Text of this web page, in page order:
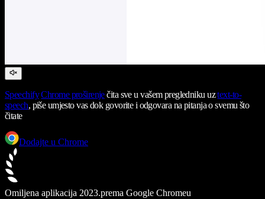
Speechify Chrome proširenječita sve u vašem pregledniku uztext-to-
speech, piše umjesto vas dok govorite i odgovara na pitanja o svemu što
čitate
Dodajte u Chrome
Omiljena aplikacija 2023.prema Google Chromeu